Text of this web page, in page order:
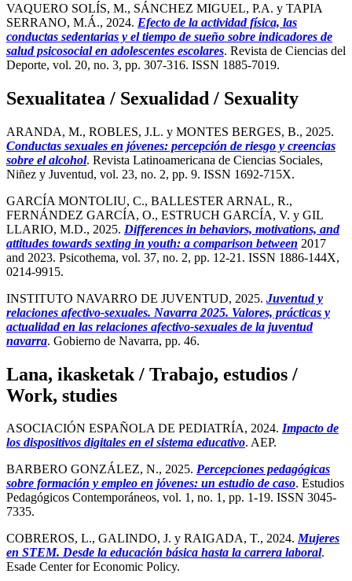
VAQUERO SOLÍS, M., SÁNCHEZ MIGUEL, P.A. y TAPIA
SERRANO, M.Á., 2024. Efecto de la actividad física, las
conductas sedentarias y el tiempo de sueño sobre indicadores de
salud psicosocial en adolescentes escolares. Revista de Ciencias del
Deporte, vol. 20, no. 3, pp. 307-316. ISSN 1885-7019.
Sexualitatea / Sexualidad / Sexuality
ARANDA, M., ROBLES, J.L. y MONTES BERGES, B., 2025.
Conductas sexuales en jóvenes: percepción de riesgo y creencias
sobre el alcohol. Revista Latinoamericana de Ciencias Sociales,
Niñez y Juventud, vol. 23, no. 2, pp. 9. ISSN 1692-715X.
GARCÍA MONTOLIU, C., BALLESTER ARNAL, R.,
FERNÁNDEZ GARCÍA, O., ESTRUCH GARCÍA, V. y GIL
LLARIO, M.D., 2025. Differences in behaviors, motivations, and
attitudes towards sexting in youth: a comparison between 2017
and 2023. Psicothema, vol. 37, no. 2, pp. 12-21. ISSN 1886-144X,
0214-9915.
INSTITUTO NAVARRO DE JUVENTUD, 2025. Juventud y
relaciones afectivo-sexuales. Navarra 2025. Valores, prácticas y
actualidad en las relaciones afectivo-sexuales de la juventud
navarra. Gobierno de Navarra, pp. 46.
Lana, ikasketak / Trabajo, estudios /
Work, studies
ASOCIACIÓN ESPAÑOLA DE PEDIATRÍA, 2024. Impacto de
los dispositivos digitales en el sistema educativo. AEP.
BARBERO GONZÁLEZ, N., 2025. Percepciones pedagógicas
sobre formación y empleo en jóvenes: un estudio de caso. Estudios
Pedagógicos Contemporáneos, vol. 1, no. 1, pp. 1-19. ISSN 3045-
7335.
COBREROS, L., GALINDO, J. y RAIGADA, T., 2024.Mujeres
en STEM. Desde la educación básica hasta la carrera laboral.
Esade Center for Economic Policy.